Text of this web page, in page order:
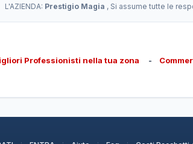
L'AZIENDA: Prestigio Magia , Si assume tutte le
Professionisti nella tua zona -